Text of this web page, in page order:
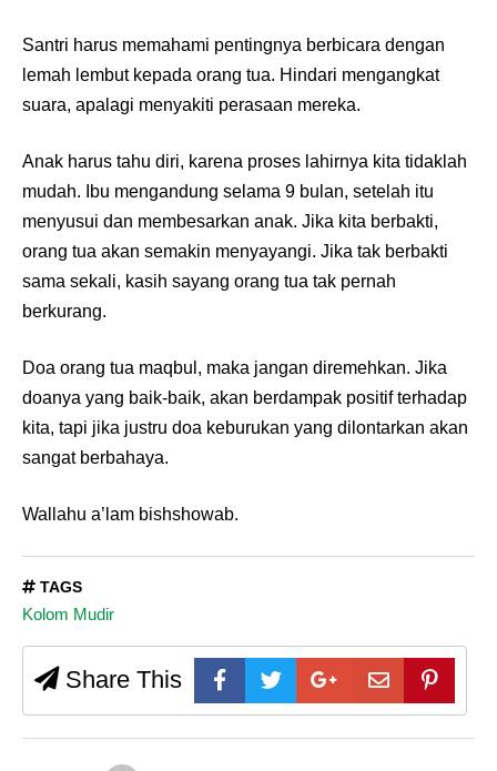
Santri harus memahami pentingnya berbicara dengan
lemah lembut kepada orang tua. Hindari mengangkat
suara, apalagi menyakiti perasaan mereka.
Anak harus tahu diri, karena proses lahirnya kita tidaklah
mudah. Ibu mengandung selama 9 bulan, setelah itu
menyusui dan membesarkan anak. Jika kita berbakti,
orang tua akan semakin menyayangi. Jika tak berbakti
sama sekali, kasih sayang orang tua tak pernah
berkurang.
Doa orang tua maqbul, maka jangan diremehkan. Jika
doanya yang baik-baik, akan berdampak positif terhadap
kita, tapi jika justru doa keburukan yang dilontarkan akan
sangat berbahaya.
Wallahu a’lam bishshowab.
TAGS
Kolom Mudir
Share This